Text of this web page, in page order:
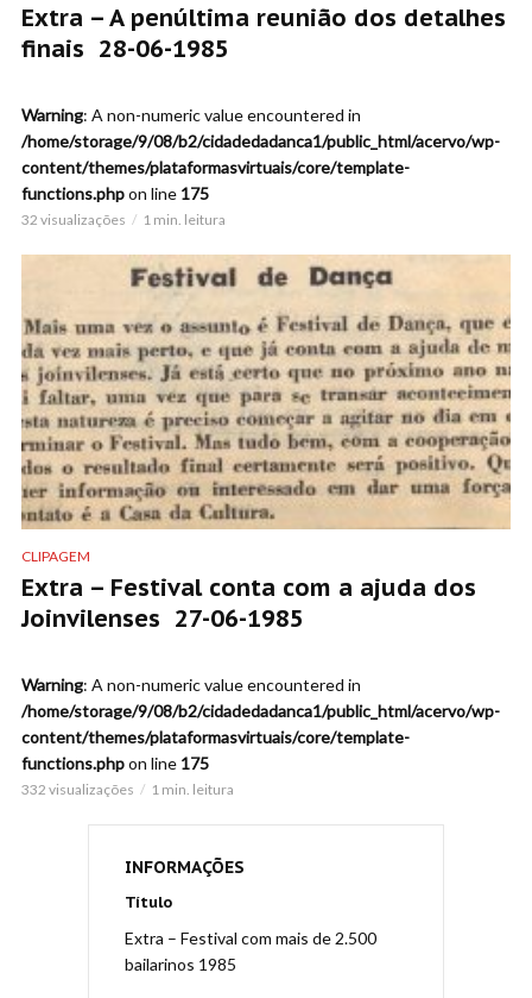
Extra – A penúltima reunião dos detalhes
finais 28-06-1985
Warning: A non-numeric value encountered in
/home/storage/9/08/b2/cidadedadanca1/public_html/acervo/wp-
content/themes/plataformasvirtuais/core/template-
functions.phpon line 175
32 visualizações 1 min. leitura
CLIPAGEM
Extra – Festival conta com a ajuda dos
Joinvilenses 27-06-1985
Warning: A non-numeric value encountered in
/home/storage/9/08/b2/cidadedadanca1/public_html/acervo/wp-
content/themes/plataformasvirtuais/core/template-
functions.phpon line 175
332 visualizações 1 min. leitura
INFORMAÇÕES
Título
Extra – Festival com mais de 2.500
bailarinos 1985